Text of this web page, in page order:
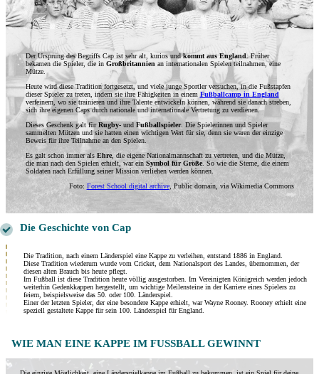
Der Ursprung des Begriffs Cap ist sehr alt, kurios undkommt aus England. Früher
bekamen die Spieler, die in Großbritannienan internationalen Spielen teilnahmen, eine
Mütze.
Heute wird diese Tradition fortgesetzt, und viele junge Sportler versuchen, in die Fußstapfen
dieser Spieler zu treten, indem sie ihre Fähigkeiten in einemFußballcamp in England
verfeinern, wo sie trainieren und ihre Talente entwickeln können, während sie danach streben,
sich ihre eigenen Caps durch nationale und internationale Vertretung zu verdienen.
Dieses Geschenk galt fürRugby-und Fußballspieler. Die Spielerinnen und Spieler
sammelten Mützen und sie hatten einen wichtigen Wert für sie, denn sie waren der einzige
Beweis für ihre Teilnahme an den Spielen.
Es galt schon immer als Ehre, die eigene Nationalmannschaft zu vertreten, und die Mütze,
die man nach den Spielen erhielt, war ein Symbol für Größe. So wie die Sterne, die einem
Soldaten nach Erfüllung seiner Mission verliehen werden können.
Foto: Forest School digital archive, Public domain, via Wikimedia Commons
Die Geschichte von Cap
Die Tradition, nach einem Länderspiel eine Kappe zu verleihen, entstand 1886 in England.
Diese Tradition wiederum wurde vom Cricket, dem Nationalsport des Landes, übernommen, der
diesen alten Brauch bis heute pflegt.
Im Fußball ist diese Tradition heute völlig ausgestorben. Im Vereinigten Königreich werden jedoch
weiterhin Gedenkkappen hergestellt, um wichtige Meilensteine ​​in der Karriere eines Spielers zu
feiern, beispielsweise das 50. oder 100. Länderspiel.
Einer der letzten Spieler, der eine besondere Kappe erhielt, war Wayne Rooney. Rooney erhielt eine
speziell gestaltete Kappe für sein 100. Länderspiel für England.
WIE MAN EINE KAPPE IM FUSSBALL GEWINNT